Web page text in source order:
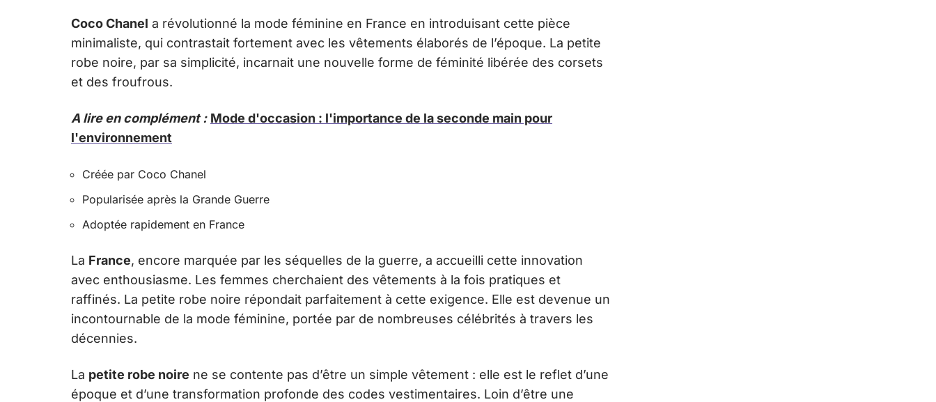
Coco Chanel a révolutionné la mode féminine en France en introduisant cette pièce
minimaliste, qui contrastait fortement avec les vêtements élaborés de l’époque. La petite
robe noire, par sa simplicité, incarnait une nouvelle forme de féminité libérée des corsets
et des froufrous.
A lire en complément : Mode d'occasion : l'importance de la seconde main pour
l'environnement
Créée par Coco Chanel
Popularisée après la Grande Guerre
Adoptée rapidement en France
La France, encore marquée par les séquelles de la guerre, a accueilli cette innovation
avec enthousiasme. Les femmes cherchaient des vêtements à la fois pratiques et
raffinés. La petite robe noire répondait parfaitement à cette exigence. Elle est devenue un
incontournable de la mode féminine, portée par de nombreuses célébrités à travers les
décennies.
La petite robe noire ne se contente pas d’être un simple vêtement : elle est le reflet d’une
époque et d’une transformation profonde des codes vestimentaires. Loin d’être une